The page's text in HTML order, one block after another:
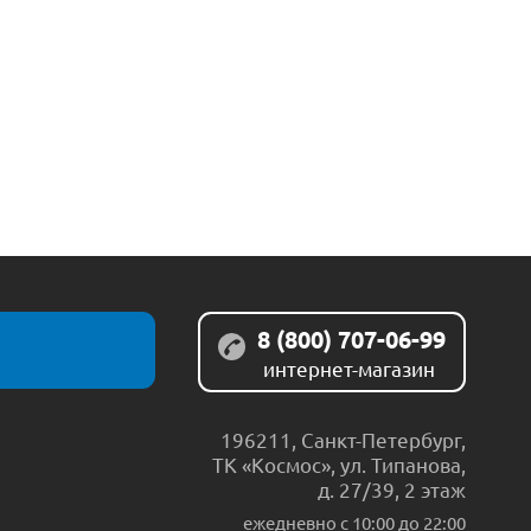
8 (800) 707-06-99
интернет-магазин
196211 Санкт-Петербург,
ТК «Космос», ул. Типанова,
д. 27/39, 2 этаж
ежедневно c 10:00 до 22:00